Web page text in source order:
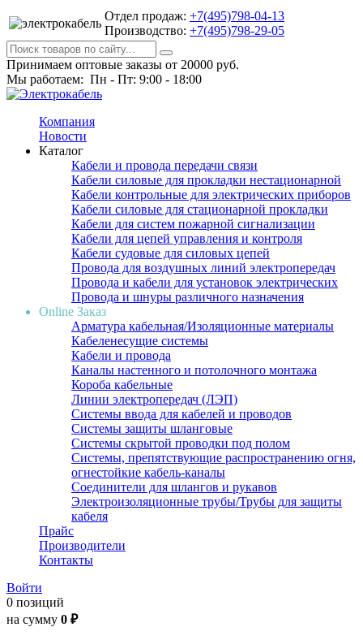
Отдел продаж: +7(495)798-04-13
Производство: +7(495)798-29-05
Принимаем оптовые заказы от 20000 руб.
Мы работаем: Пн - Пт: 9:00 - 18:00
Компания
Новости
Каталог
Кабели и провода передачи связи
Кабели силовые для прокладки нестационарной
Кабели контрольные для электрических приборов
Кабели силовые для стационарной прокладки
Кабели для систем пожарной сигнализации
Кабели для цепей управления и контроля
Кабели судовые для силовых цепей
Провода для воздушных линий электропередач
Провода и кабели для установок электрических
Провода и шнуры различного назначения
Online Заказ
Арматура кабельная/Изоляционные материалы
Кабеленесущие системы
Кабели и провода
Каналы настенного и потолочного монтажа
Короба кабельные
Линии электропередач (ЛЭП)
Системы ввода для кабелей и проводов
Системы защиты шланговые
Системы скрытой проводки под полом
Системы, препятствующие распространению огня,
огнестойкие кабель-каналы
Соединители для шлангов и рукавов
Электроизоляционные трубы/Трубы для защиты
кабеля
Прайс
Производители
Контакты
Войти
0 позиций
на сумму 0 ₽